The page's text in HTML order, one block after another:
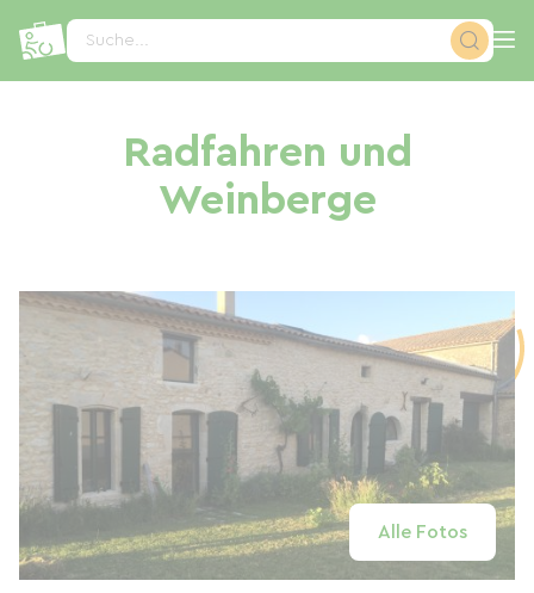
Suche...
Radfahren und
Weinberge
Alle Fotos
Cookie-Einstellungen